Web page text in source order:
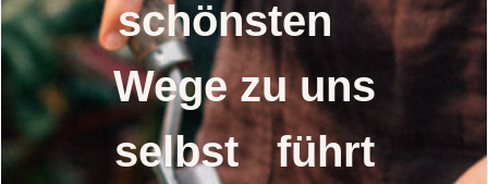
schönsten
Wege zu uns
selbst führt